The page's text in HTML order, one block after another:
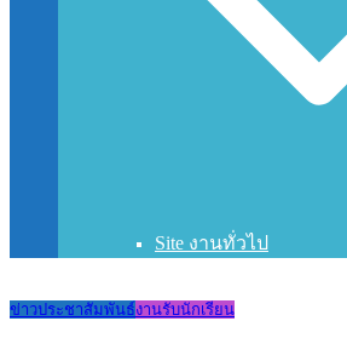
Site งานทั่วไป
ข่าวประชาสัมพันธ์งานรับนักเรียน